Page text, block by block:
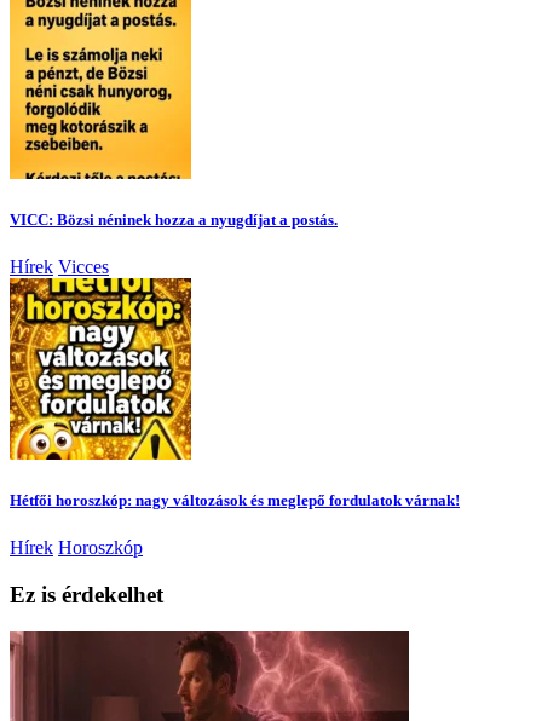
VICC: Bözsi néninek hozza a nyugdíjat a postás.
Hírek Vicces
Hétfői horoszkóp: nagy változások és meglepő fordulatok várnak!
Hírek Horoszkóp
Ez is érdekelhet